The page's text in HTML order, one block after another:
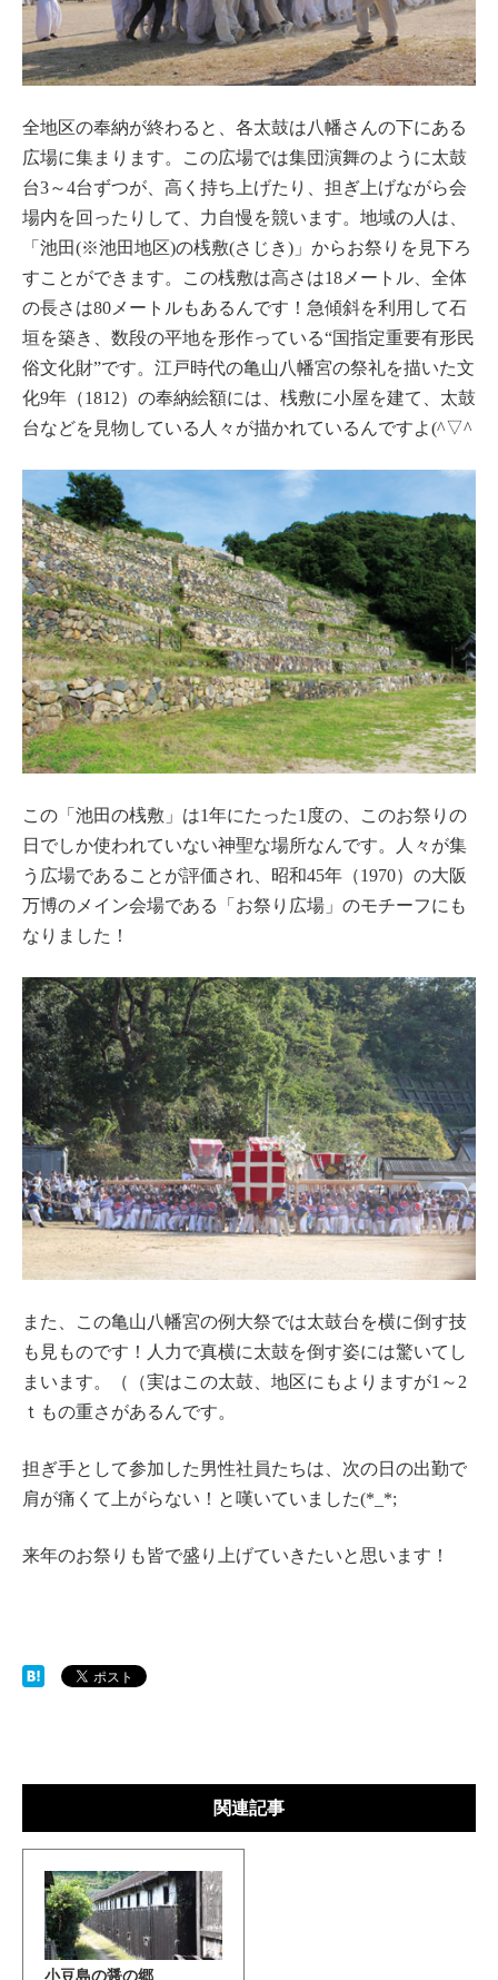
全地区の奉納が終わると、各太鼓は八幡さんの下にある
広場に集まります。この広場では集団演舞のように太鼓
台3～4台ずつが、高く持ち上げたり、担ぎ上げながら会
場内を回ったりして、力自慢を競います。地域の人は、
「池田(※池田地区)の桟敷(さじき)」からお祭りを見下ろ
すことができます。この桟敷は高さは18メートル、全体
の長さは80メートルもあるんです！急傾斜を利用して石
垣を築き、数段の平地を形作っている“国指定重要有形民
俗文化財”です。江戸時代の亀山八幡宮の祭礼を描いた文
化9年（1812）の奉納絵額には、桟敷に小屋を建て、太鼓
台などを見物している人々が描かれているんですよ(^▽^
この「池田の桟敷」は1年にたった1度の、このお祭りの
日でしか使われていない神聖な場所なんです。人々が集
う広場であることが評価され、昭和45年（1970）の大阪
万博のメイン会場である「お祭り広場」のモチーフにも
なりました！
また、この亀山八幡宮の例大祭では太鼓台を横に倒す技
も見ものです！人力で真横に太鼓を倒す姿には驚いてし
まいます。（（実はこの太鼓、地区にもよりますが1～2
ｔもの重さがあるんです。
担ぎ手として参加した男性社員たちは、次の日の出勤で
肩が痛くて上がらない！と嘆いていました(*_*;
来年のお祭りも皆で盛り上げていきたいと思います！
関連記事
小豆島の醤の郷